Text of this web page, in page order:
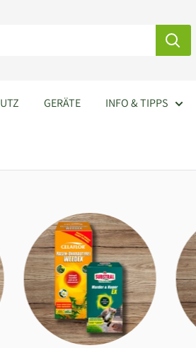
GERÄTE INFO & TIPPS